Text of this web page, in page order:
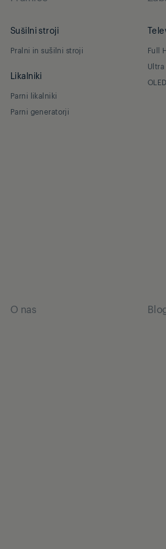
Sušilni stroji
Pralni in sušilni stroji
Likalniki
Parni likalniki
Parni generatorji
Full
Ultra
OLED
O nas